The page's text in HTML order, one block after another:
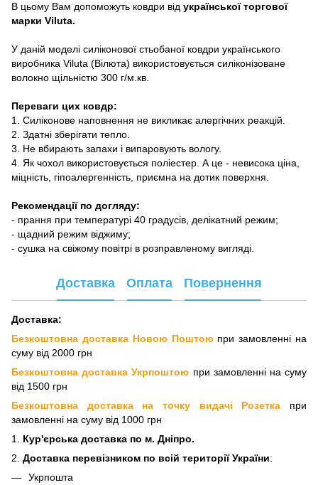
В цьому Вам допоможуть ковдри від української торгової
марки Viluta.
У даній моделі силіконової стьобаної ковдри українського
виробника Viluta (Вілюта) використовується силіконізоване
волокно щільністю 300 г/м.кв.
Переваги цих ковдр:
1. Силіконове наповнення не викликає алергічних реакцій.
2. Здатні зберігати тепло.
3. Не вбирають запахи і випаровують вологу.
4. Як чохол використовується поліестер. А це - невисока ціна,
міцність, гіпоалергенність, приємна на дотик поверхня.
Рекомендації по догляду:
- прання при температурі 40 градусів, делікатний режим;
- щадний режим віджиму;
- сушка на свіжому повітрі в розправленому вигляді.
Доставка Оплата Повернення
Доставка:
Безкоштовна доставка Новою Поштоюпри замовленні на
суму від 2000 грн
Безкоштовна доставка Укрпоштою при замовленні на суму
від 1500 грн
Безкоштовна доставка на точку видачі Розетка
при
замовленні на суму від 1000 грн
1. Кур'єрська доставка по м. Дніпро.
2. Доставка перевізником по всій території України:
Укрпошта